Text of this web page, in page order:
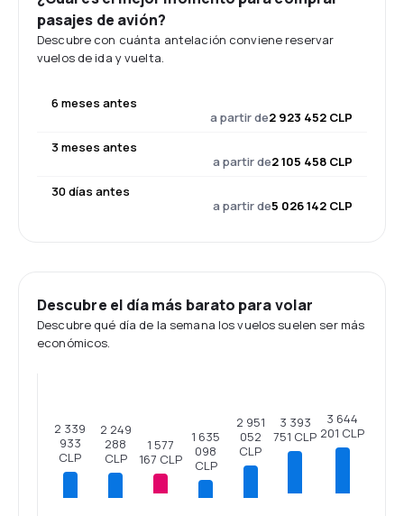
pasajes de avión?
Descubre con cuánta antelación conviene reservar
vuelos de ida y vuelta.
6 meses antes
a partir de2 923 452 CLP
3 meses antes
a partir de2 105 458 CLP
30 días antes
a partir de5 026 142 CLP
Descubre el día más barato para volar
Descubre qué día de la semana los vuelos suelen ser más
económicos.
2 339
933
CLP
2 249
288
CLP
1 577
167 CLP
1 635
098
CLP
2 951
052
CLP
3 393
751 CLP
3 644
201 CLP